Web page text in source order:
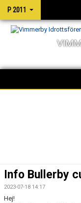
P 2011
MATCHER
Info Bullerby
2023-07-18 14:17
Hej!